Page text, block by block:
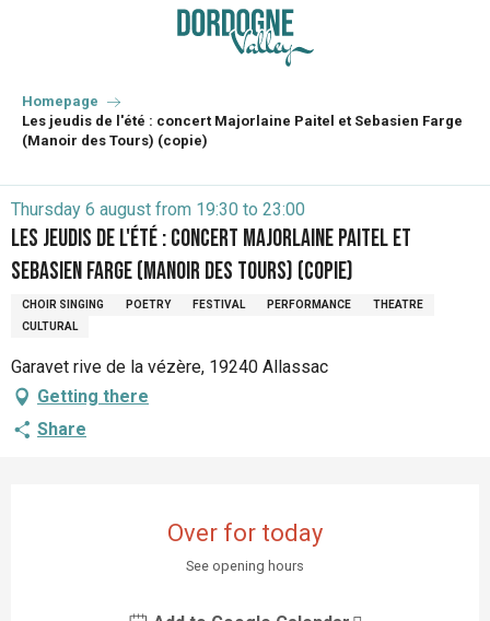
principal
Homepage
Les jeudis de l'été : concert Majorlaine Paitel et Sebasien Farge
(Manoir des Tours) (copie)
Thursday 6 august from 19:30 to 23:00
Les jeudis de l'été : concert Majorlaine Paitel et
Sebasien Farge (Manoir des Tours) (copie)
CHOIR SINGING POETRY FESTIVAL PERFORMANCE
THEATRE
CULTURAL
Garavet rive de la vézère, 19240 Allassac
Getting there
Share
Over for today
See opening hours